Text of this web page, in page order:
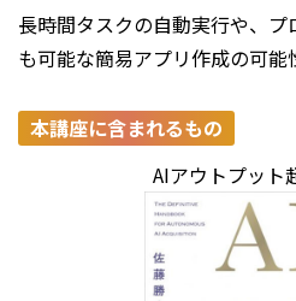
長時間タスクの自動実行や、
も可能な簡易アプリ作成の可能
本講座に含まれるもの
AIアウトプット